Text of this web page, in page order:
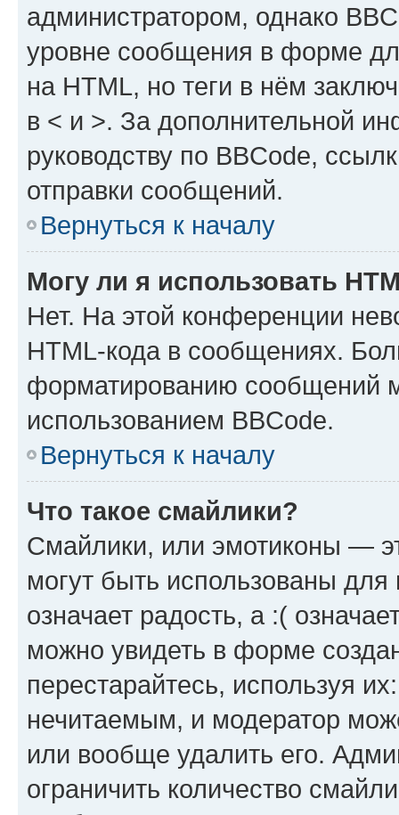
администратором, однако
уровне сообщения в форме
на HTML, но теги в нём
в < и >. За дополнительной
руководству по BBCode,
отправки сообщений.
Вернуться к началу
Могу ли я использовать
Нет. На этой конференции
HTML-кода в сообщениях.
форматированию сообщений
использованием BBCode.
Вернуться к началу
Что такое смайлики?
Смайлики, или эмотиконы —
могут быть использованы
означает радость, а :(
можно увидеть в форме
перестарайтесь, используя
нечитаемым, и модератор
или вообще удалить его.
ограничить количество